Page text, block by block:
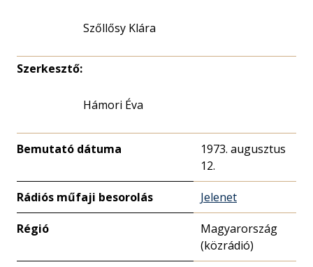
Szőllősy Klára
Szerkesztő:
Hámori Éva
Bemutató dátuma
1973. augusztus
12.
Rádiós műfaji besorolás Jelenet
Régió
Magyarország
(közrádió)